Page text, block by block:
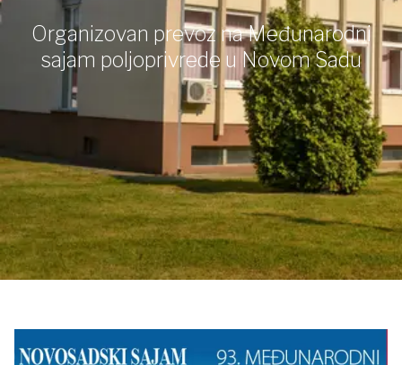
Organizovan prevoz na Međunarodni
sajam poljoprivrede u Novom Sadu